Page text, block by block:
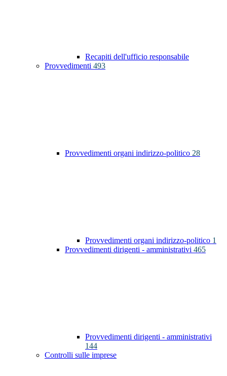
Recapiti dell'ufficio responsabile
Provvedimenti 493
Provvedimenti organi indirizzo-politico 28
Provvedimenti organi indirizzo-politico 1
Provvedimenti dirigenti - amministrativi 465
Provvedimenti dirigenti - amministrativi
144
Controlli sulle imprese